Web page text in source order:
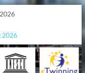
2026
sich in Alicante fort